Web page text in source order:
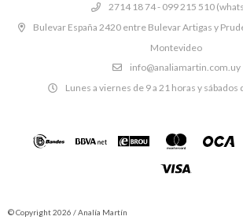
2714 18 74 - 099 215 510
Bulevar España 2420 entre Bulevar Artigas y
Montevideo
info@analiamartin.com.uy
Lunes a viernes de 9 a 21 horas y sábados
© Copyright 2026 / Analía Martín